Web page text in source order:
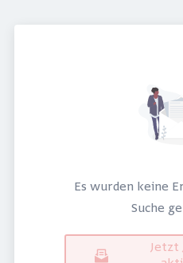
Es wurden keine
Suche
Jetzt